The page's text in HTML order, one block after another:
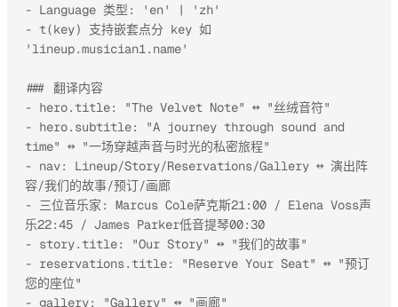
- Language 类型: 'en' | 'zh'
- t(key) 支持嵌套点分 key 如
'lineup.musician1.name'
### 翻译内容
- hero.title: "The Velvet Note" ↔ "丝绒音符"
- hero.subtitle: "A journey through sound and
time" ↔ "一场穿越声音与时光的私密旅程"
- nav: Lineup/Story/Reservations/Gallery ↔ 演出阵
容/我们的故事/预订/画廊
- 三位音乐家: Marcus Cole萨克斯21:00 / Elena Voss声
乐22:45 / James Parker低音提琴00:30
- story.title: "Our Story" ↔ "我们的故事"
- reservations.title: "Reserve Your Seat" ↔ "预订
您的座位"
- gallery: "Gallery" ↔ "画廊"